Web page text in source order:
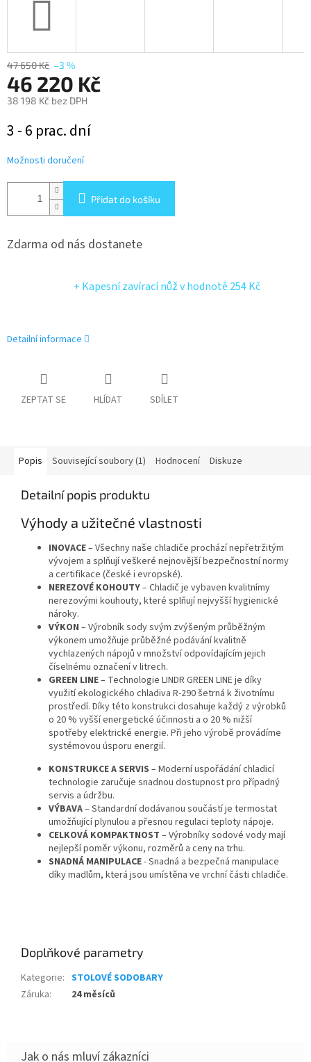
47 650 Kč –3 %
46 220 Kč
38 198 Kč bez DPH
cena:
3 - 6 prac. dní
Možnosti doručení
Přidat do košíku
Zdarma od nás dostanete
+ Kapesní zavírací nůžv hodnotě 254 Kč
Detailní informace
ZEPTAT SE HLÍDAT SDÍLET
Popis Související soubory (1) Hodnocení Diskuze
Detailní popis produktu
Výhody a užitečné vlastnosti
INOVACE– Všechny naše chladiče prochází nepřetržitým
vývojem a splňují veškeré nejnovější bezpečnostní normy
a certifikace (české i evropské).
NEREZOVÉ KOHOUTY– Chladič je vybaven kvalitnímy
nerezovými kouhouty, které splňují nejvyšší hygienické
nároky.
VÝKON – Výrobník sody svým zvýšeným průběžným
výkonem umožňuje průběžné podávání kvalitně
vychlazených nápojů v množství odpovídajícím jejich
číselnému označení v litrech.
GREEN LINE– Technologie LINDR GREEN LINE je díky
využití ekologického chladiva R-290 šetrná k životnímu
prostředí. Díky této konstrukci dosahuje každý z výrobků
o 20 % vyšší energetické účinnosti a o 20 % nižší
spotřeby elektrické energie. Při jeho výrobě provádíme
systémovou úsporu energií.
KONSTRUKCE A SERVIS – Moderní uspořádání chladicí
technologie zaručuje snadnou dostupnost pro případný
servis a údržbu.
VÝBAVA– Standardní dodávanou součástí je termostat
umožňující plynulou a přesnou regulaci teploty nápoje.
CELKOVÁ KOMPAKTNOST – Výrobníky sodové vody mají
nejlepší poměr výkonu, rozměrů a ceny na trhu.
SNADNÁ MANIPULACE- Snadná a bezpečná manipulace
díky madlům, která jsou umístěna ve vrchní části chladiče.
Doplňkové parametry
Kategorie: STOLOVÉ SODOBARY
Záruka: 24 měsíců